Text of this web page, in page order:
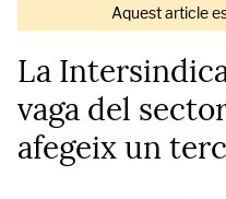
Aquest article
La
vaga del
afegeix un